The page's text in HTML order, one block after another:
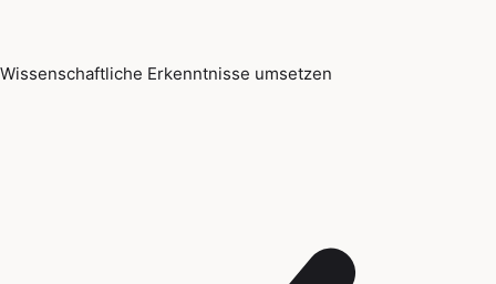
Wissenschaftliche Erkenntnisse umsetzen